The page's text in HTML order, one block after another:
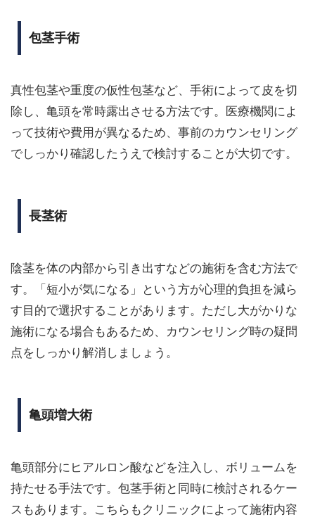
包茎手術
真性包茎や重度の仮性包茎など、手術によって皮を切
除し、亀頭を常時露出させる方法です。医療機関によ
って技術や費用が異なるため、事前のカウンセリング
でしっかり確認したうえで検討することが大切です。
長茎術
陰茎を体の内部から引き出すなどの施術を含む方法で
す。「短小が気になる」という方が心理的負担を減ら
す目的で選択することがあります。ただし大がかりな
施術になる場合もあるため、カウンセリング時の疑問
点をしっかり解消しましょう。
亀頭増大術
亀頭部分にヒアルロン酸などを注入し、ボリュームを
持たせる手法です。包茎手術と同時に検討されるケー
スもあります。こちらもクリニックによって施術内容